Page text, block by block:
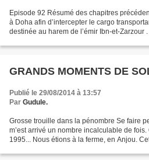
Episode 92 Résumé des chapitres
à Doha afin d’intercepter le cargo
destinée au harem de l’émir Ibn-et-Zarzour
GRANDS MOMENTS DE
Publié le 29/08/2014 à 13:57
Par Gudule.
Grosse trouille dans la pénombre Se faire
m’est arrivé un nombre incalculable de fois.
1995... Nous étions à la ferme, en Anjou.